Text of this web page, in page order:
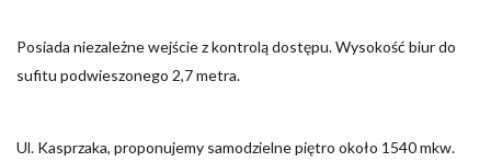
Posiada niezależne wejście z kontrolą dostępu. Wysokość biur do
sufitu podwieszonego 2,7 metra.
Ul. Kasprzaka, proponujemy samodzielne piętro około 1540 mkw.